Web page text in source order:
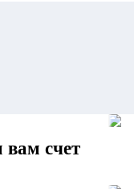
счет